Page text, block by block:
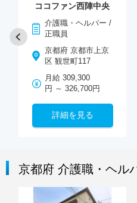
ココファン西陣中央
介護職・ヘルパー /
正職員
京都府 京都市上京
区 観世町117
月給 309,300
円 ～ 326,700円
詳細を見る
京都府 介護職・ヘル